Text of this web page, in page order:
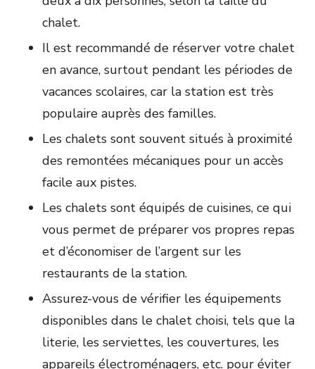
chalet.
Il est recommandé de réserver votre chalet
en avance, surtout pendant les périodes de
vacances scolaires, car la station est très
populaire auprès des familles.
Les chalets sont souvent situés à proximité
des remontées mécaniques pour un accès
facile aux pistes.
Les chalets sont équipés de cuisines, ce qui
vous permet de préparer vos propres repas
et d’économiser de l’argent sur les
restaurants de la station.
Assurez-vous de vérifier les équipements
disponibles dans le chalet choisi, tels que la
literie, les serviettes, les couvertures, les
appareils électroménagers, etc. pour éviter